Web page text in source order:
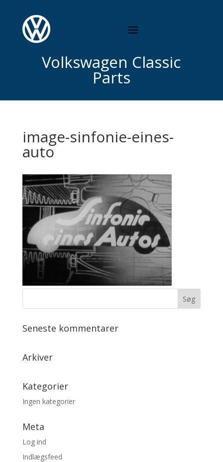
Volkswagen Classic
Parts
image-sinfonie-eines-
auto
Seneste kommentarer
Arkiver
Kategorier
Ingen kategorier
Meta
Log ind
Indlægsfeed